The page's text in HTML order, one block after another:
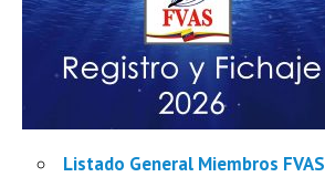
Listado General Miembros FVAS